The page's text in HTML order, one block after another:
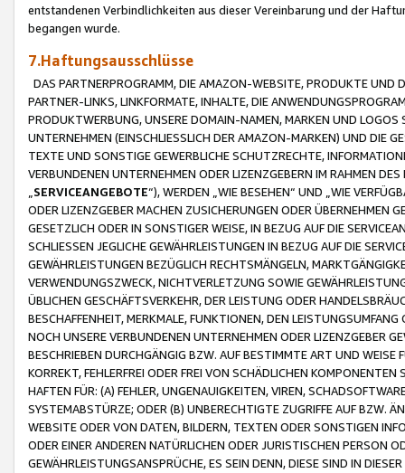
entstandenen Verbindlichkeiten aus dieser Vereinbarung und der
begangen wurde.
7.Haftungsausschlüsse
DAS PARTNERPROGRAMM, DIE AMAZON-WEBSITE, PRODUKTE UND
PARTNER-LINKS, LINKFORMATE, INHALTE, DIE
PRODUKTWERBUNG, UNSERE DOMAIN-NAMEN, MARKEN UND
UNTERNEHMEN (EINSCHLIESSLICH DER AMAZON-MARKEN) UND DIE
TEXTE UND SONSTIGE GEWERBLICHE SCHUTZRECHTE,
VERBUNDENEN UNTERNEHMEN ODER LIZENZGEBERN IM RAHMEN
SERVICEANGEBOTE“), WERDEN „WIE BESEHEN“ UND „WIE
ODER LIZENZGEBER MACHEN ZUSICHERUNGEN ODER ÜBERNEHMEN
GESETZLICH ODER IN SONSTIGER WEISE, IN BEZUG AUF DIE
SCHLIESSEN JEGLICHE GEWÄHRLEISTUNGEN IN BEZUG AUF DIE
GEWÄHRLEISTUNGEN BEZÜGLICH RECHTSMÄNGELN,
VERWENDUNGSZWECK, NICHTVERLETZUNG SOWIE
ÜBLICHEN GESCHÄFTSVERKEHR, DER LEISTUNG ODER
BESCHAFFENHEIT, MERKMALE, FUNKTIONEN, DEN
NOCH UNSERE VERBUNDENEN UNTERNEHMEN ODER LIZENZGEBER
BESCHRIEBEN DURCHGÄNGIG BZW. AUF BESTIMMTE ART UND
KORREKT, FEHLERFREI ODER FREI VON SCHÄDLICHEN
HAFTEN FÜR: (A) FEHLER, UNGENAUIGKEITEN, VIREN,
SYSTEMABSTÜRZE; ODER (B) UNBERECHTIGTE ZUGRIFFE AUF BZW.
WEBSITE ODER VON DATEN, BILDERN, TEXTEN ODER SONSTIGEN
ODER EINER ANDEREN NATÜRLICHEN ODER JURISTISCHEN PERSON
GEWÄHRLEISTUNGSANSPRÜCHE, ES SEIN DENN, DIESE SIND IN